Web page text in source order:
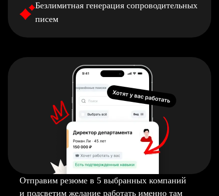
Безлимитная генерация сопроводительных
писем
Отправим резюме в 5 выбранных компаний
и подсветим желание работать именно там